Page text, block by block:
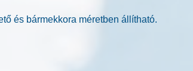
és bármekkora méretben állítható.